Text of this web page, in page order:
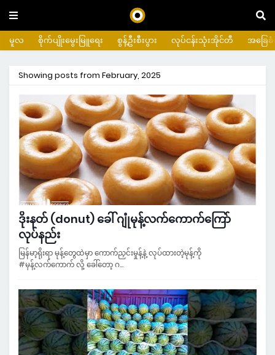
မူလ စိုက်ပျိုးမွေးမြူရေး စွန့်ဦးစီးပွား လုပ်ငန်းသုံးအိုင်တီ အခြေ
Showing posts from February, 2025
ဒိုးနတ် (donut) ခေါ် ဂျုံမုန့်လက်ကောက်ကြော်
လုပ်နည်း
မြန်မာ့ရိုးရာ မုန့်တွေထဲမှာ ကောက်ညှင်းမှုန့်နဲ့ လုပ်ထားတဲ့မုန့်ကို
#မုန့်လက်ကောက် လို့ ခေါ်တော့ ဂ…